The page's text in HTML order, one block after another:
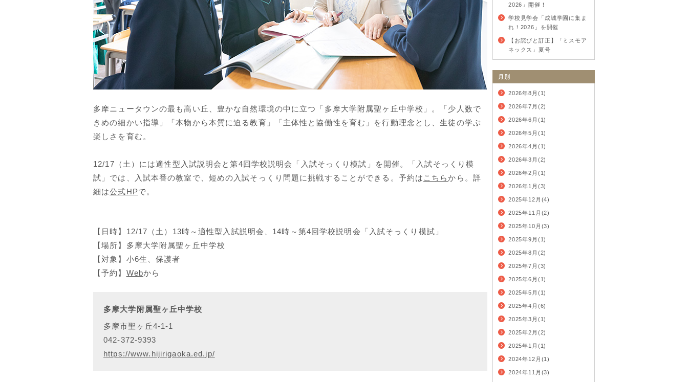
2026」開催！
学校見学会「成城学園に集ま
れ！2026」を開催
【お詫びと訂正】「ミスモア
ネックス」夏号
月別
2026年8月(1)
2026年7月(2)
2026年6月(1)
2026年5月(1)
2026年4月(1)
2026年3月(2)
2026年2月(1)
2026年1月(3)
2025年12月(4)
2025年11月(2)
2025年10月(3)
2025年9月(1)
2025年8月(2)
2025年7月(3)
2025年6月(1)
2025年5月(1)
2025年4月(6)
2025年3月(1)
2025年2月(2)
2025年1月(1)
2024年12月(1)
2024年11月(3)
多摩ニュータウンの最も高い丘、豊かな自然環境の中に立つ「多摩大学附属聖ヶ丘中学校」。「少人数で
きめの細かい指導」「本物から本質に迫る教育」「主体性と協働性を育む」を行動理念とし、生徒の学ぶ
楽しさを育む。
12/17（土）には適性型入試説明会と第4回学校説明会「入試そっくり模試」を開催。「入試そっくり模
試」では、入試本番の教室で、短めの入試そっくり問題に挑戦することができる。予約は こちらから。詳
細は公式HPで。
【日時】12/17（土）13時～適性型入試説明会、14時～第4回学校説明会「入試そっくり模試」
【場所】多摩大学附属聖ヶ丘中学校
【対象】小6生、保護者
【予約】 Webから
多摩大学附属聖ヶ丘中学校
多摩市聖ヶ丘4-1-1
042-372-9393
https://www.hijirigaoka.ed.jp/